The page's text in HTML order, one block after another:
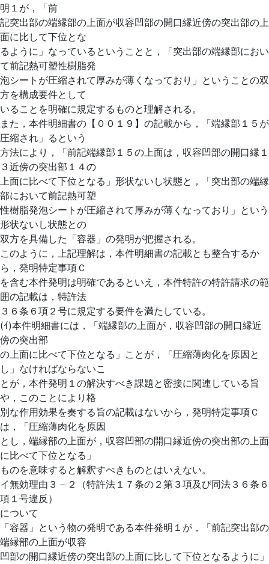
明１が，「前
記突出部の端縁部の上面が収容凹部の開口縁近傍の突出部の上
面に比して下位とな
るように」なっているということと，「突出部の端縁部におい
て前記熱可塑性樹脂発
泡シートが圧縮されて厚みが薄くなっており」ということの双
方を構成要件として
いることを明確に規定するものと理解される。
また，本件明細書の【００１９】の記載から，「端縁部１５が
圧縮され」るという
方法により，「前記端縁部１５の上面は，収容凹部の開口縁１
３近傍の突出部１４の
上面に比べて下位となる」形状ないし状態と，「突出部の端縁
部において前記熱可塑
性樹脂発泡シートが圧縮されて厚みが薄くなっており」という
形状ないし状態との
双方を具備した「容器」の発明が把握される。
このように，上記理解は，本件明細書の記載とも整合するか
ら，発明特定事項Ｃ
を含む本件発明は明確であるといえ，本件特許の特許請求の範
囲の記載は，特許法
３６条６項２号に規定する要件を満たしている。
(ｲ)本件明細書には，「端縁部の上面が，収容凹部の開口縁近
傍の突出部
の上面に比べて下位となる」ことが，「圧縮薄肉化を原因と
し」なければならないこ
とが，本件発明１の解決すべき課題と密接に関連している旨
や，このことにより格
別な作用効果を奏する旨の記載はないから，発明特定事項Ｃ
は，「圧縮薄肉化を原因
とし，端縁部の上面が，収容凹部の開口縁近傍の突出部の上面
に比べて下位となる」
ものを意味すると解釈すべきものとはいえない。
イ無効理由３－２（特許法１７条の２第３項及び同法３６条６
項１号違反）
について
「容器」という物の発明である本件発明１が，「前記突出部の
端縁部の上面が収容
凹部の開口縁近傍の突出部の上面に比して下位となるように」